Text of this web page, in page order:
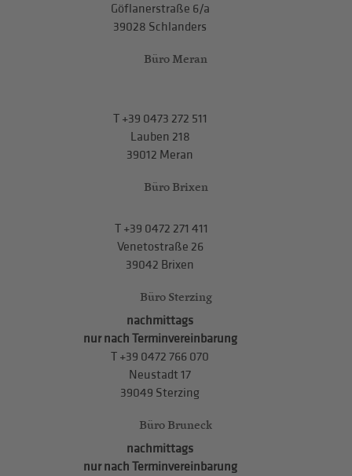
Göflanerstraße 6/a
39028 Schlanders
Büro Meran
T+39 0473 272 511
Lauben 218
39012 Meran
Büro Brixen
T+39 0472 271 411
Venetostraße 26
39042 Brixen
Büro Sterzing
nachmittags
nur nach Terminvereinbarung
T +39 0472 766 070
Neustadt 17
39049 Sterzing
Büro Bruneck
nachmittags
nur nach Terminvereinbarung